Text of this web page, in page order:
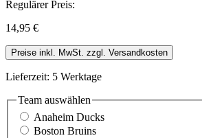
Regulärer Preis:
14,95 €
Preise inkl. MwSt. zzgl. Versandkosten
Lieferzeit: 5 Werktage
Team auswählen
Anaheim Ducks
Boston Bruins